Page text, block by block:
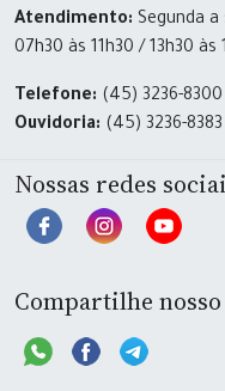
Atendimento: Segunda
07h30 às 11h30 / 13h30 às
Telefone: (45) 3236-8300
Ouvidoria: (45) 3236-8383
Nossas redes
Compartilhe